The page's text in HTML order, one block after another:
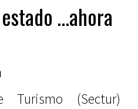
…ahora
Turismo (Sectur)